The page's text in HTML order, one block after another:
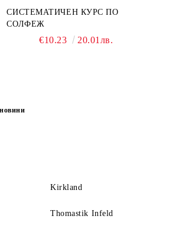
СИСТЕМАТИЧЕН КУРС ПО
СОЛФЕЖ
€10.23 20.01лв.
Kirkland
Thomastik Infeld